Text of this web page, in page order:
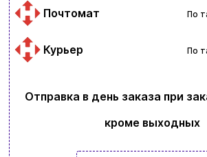
Почтомат По
Курьер По
Отправка в день заказа при
кроме выходных